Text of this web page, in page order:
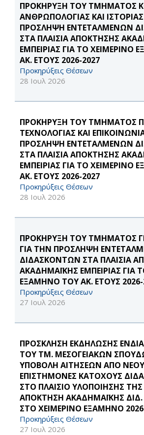
ΠΡΟΚΗΡΥΞΗ ΤΟΥ ΤΜΗΜΑΤΟΣ
ΑΝΘΡΩΠΟΛΟΓΙΑΣ ΚΑΙ
ΠΡΟΣΛΗΨΗ ΕΝΤΕΤΑΛΜΕΝΩΝ
ΣΤΑ ΠΛΑΙΣΙΑ ΑΠΟΚΤΗΣΗΣ
ΕΜΠΕΙΡΙΑΣ ΓΙΑ ΤΟ ΧΕΙΜΕΡΙΝΟ
ΑΚ. ΕΤΟΥΣ 2026-2027
Προκηρύξεις Θέσεων
28 Ιουλ 2026
ΠΡΟΚΗΡΥΞΗ ΤΟΥ ΤΜΗΜΑΤΟΣ
ΤΕΧΝΟΛΟΓΙΑΣ ΚΑΙ
ΠΡΟΣΛΗΨΗ ΕΝΤΕΤΑΛΜΕΝΩΝ
ΣΤΑ ΠΛΑΙΣΙΑ ΑΠΟΚΤΗΣΗΣ
ΕΜΠΕΙΡΙΑΣ ΓΙΑ ΤΟ ΧΕΙΜΕΡΙΝΟ
ΑΚ. ΕΤΟΥΣ 2026-2027
Προκηρύξεις Θέσεων
28 Ιουλ 2026
ΠΡΟΚΗΡΥΞΗ ΤΟΥ ΤΜΗΜΑΤΟΣ
ΓΙΑ ΤΗΝ ΠΡΟΣΛΗΨΗ
ΔΙΔΑΣΚΟΝΤΩΝ ΣΤΑ ΠΛΑΙΣΙΑ
ΑΚΑΔΗΜΑΪΚΗΣ ΕΜΠΕΙΡΙΑΣ ΓΙΑ
ΕΞΑΜΗΝΟ ΤΟΥ ΑΚ. ΕΤΟΥΣ 2026-
Προκηρύξεις Θέσεων
27 Ιουλ 2026
ΠΡΟΣΚΛΗΣΗ ΕΚΔΗΛΩΣΗΣ
ΤΟΥ ΤΜ. ΜΕΣΟΓΕΙΑΚΩΝ
ΥΠΟΒΟΛΗ ΑΙΤΗΣΕΩΝ ΑΠΟ
ΕΠΙΣΤΗΜΟΝΕΣ ΚΑΤΟΧΟΥΣ
ΣΤΟ ΠΛΑΙΣΙΟ ΥΛΟΠΟΙΗΣΗΣ
ΑΠΟΚΤΗΣΗ ΑΚΑΔΗΜΑΪΚΗΣ ΔΙΔ.
ΣΤΟ ΧΕΙΜΕΡΙΝΟ ΕΞΑΜΗΝΟ
Προκηρύξεις Θέσεων
27 Ιουλ 2026